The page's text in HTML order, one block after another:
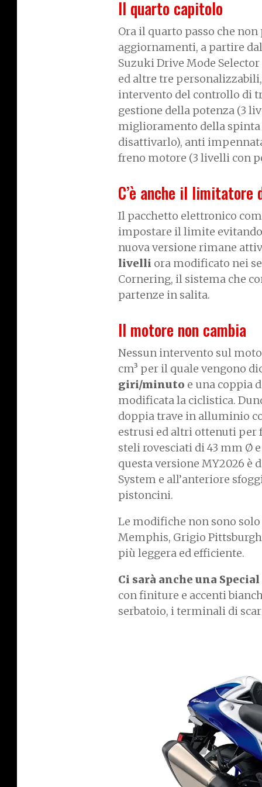
Il quarto capitolo
Ora il quarto passo che
aggiornamenti, a partire
Suzuki Drive Mode
ed altre tre
intervento del controllo di
gestione della potenza (3
miglioramento della
disattivarlo), anti
freno motore (3 livelli con
C’è anche il limitatore
Il pacchetto elettronico
impostare il limite
nuova versione rimane
livelli ora modificato nei
Cornering, il sistema che
partenze in salita.
Il motore non cambia
Nessun intervento sul
cm³ per il quale vengono
giri/minuto e una coppia
modificata la ciclistica.
doppia trave in alluminio
estrusi ed altri ottenuti per
steli rovesciati di 43 mm Ø
questa versione MY2026 è
System e all’anteriore
pistoncini.
Le modifiche non sono
Memphis, Grigio
più leggera ed efficiente.
Ci sarà anche una
con finiture e accenti
serbatoio, i terminali di